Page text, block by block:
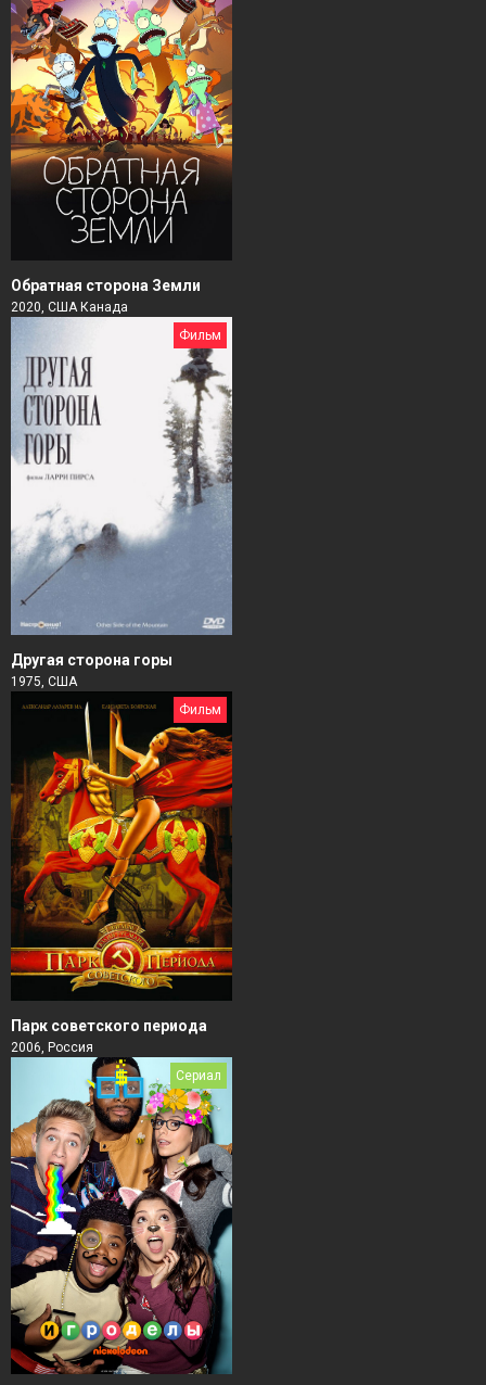
Обратная сторона Земли
2020, США Канада
Фильм
Другая сторона горы
1975, США
Фильм
Парк советского периода
2006, Россия
Сериал